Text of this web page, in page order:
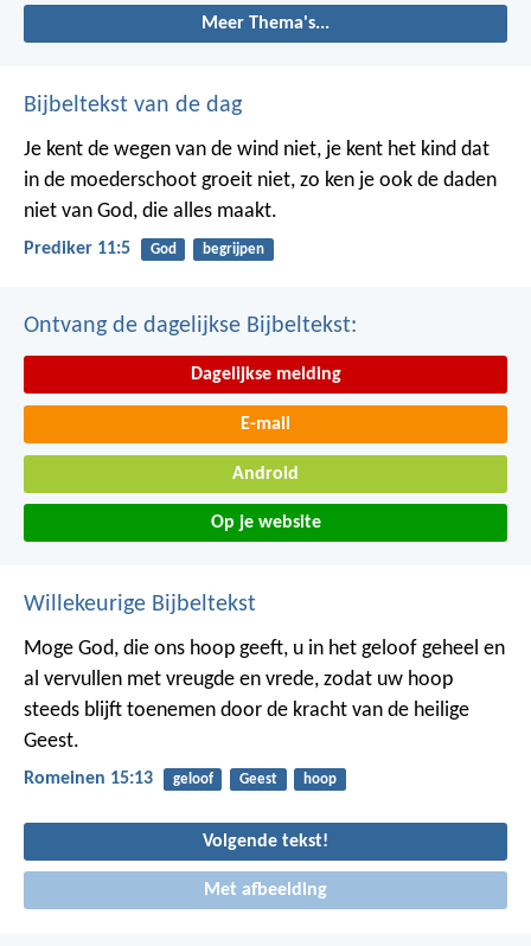
Meer Thema's...
Bijbeltekst van de dag
Je kent de wegen van de wind niet, je kent het kind dat
in de moederschoot groeit niet, zo ken je ook de daden
niet van God, die alles maakt.
Prediker 11:5 God begrijpen
Ontvang de dagelijkse Bijbeltekst:
Dagelijkse melding
E-mail
Android
Op je website
Willekeurige Bijbeltekst
Moge God, die ons hoop geeft, u in het geloof geheel en
al vervullen met vreugde en vrede, zodat uw hoop
steeds blijft toenemen door de kracht van de heilige
Geest.
Romeinen 15:13 geloof Geest hoop
Volgende tekst!
Met afbeelding